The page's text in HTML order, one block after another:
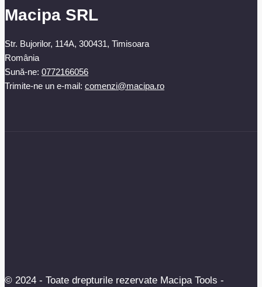
Macipa SRL
Str. Bujorilor, 114A, 300431, Timisoara
România
Sună-ne: 0772166056
Trimite-ne un e-mail: comenzi@macipa.ro
© 2024 - Toate drepturile rezervate Macipa Tools -